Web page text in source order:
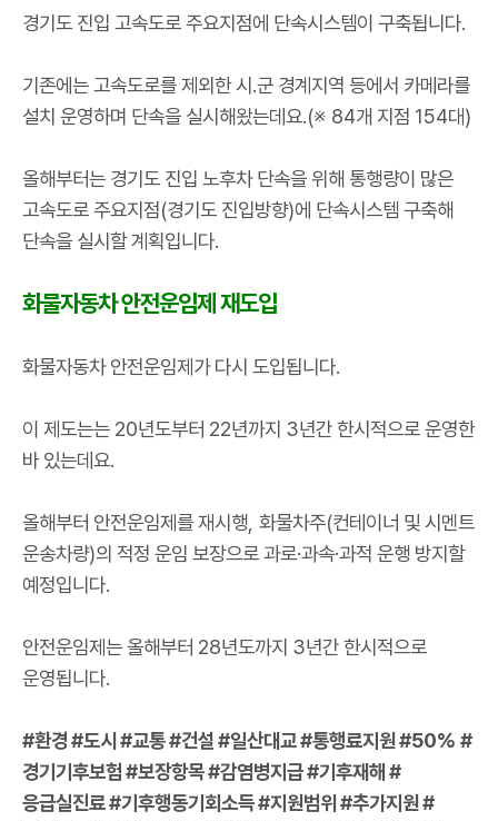
경기도 진입 고속도로 주요지점에 단속시스템이 구축됩니다.
기존에는 고속도로를 제외한 시 ․군 경계지역 등에서 카메라를
설치 운영하며 단속을 실시해왔는데요.(※ 84개 지점 154대)
올해부터는 경기도 진입 노후차 단속을 위해 통행량이 많은
고속도로 주요지점(경기도 진입방향)에 단속시스템 구축해
단속을 실시할 계획입니다.
화물자동차 안전운임제 재도입
화물자동차 안전운임제가 다시 도입됩니다.
이 제도는는 20년도부터 22년까지 3년간 한시적으로 운영한
바 있는데요.
올해부터 안전운임제를 재시행, 화물차주(컨테이너 및 시멘트
운송차량)의 적정 운임 보장으로 과로·과속·과적 운행 방지할
예정입니다.
안전운임제는 올해부터 28년도까지 3년간 한시적으로
운영됩니다.
#환경#도시 #교통#건설#일산대교#통행료지원#50% #
경기기후보험#보장항목#감염병지급#기후재해 #
응급실진료#기후행동기회소득#지원범위 #추가지원#